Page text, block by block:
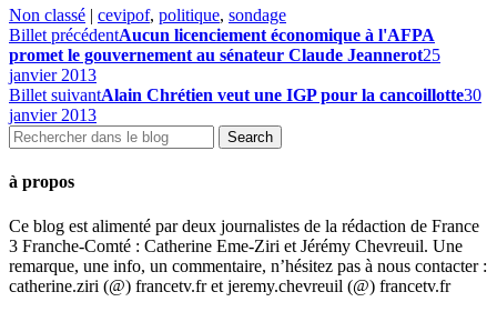
Non classé | cevipof, politique, sondage
Billet précédentAucun licenciement économique à l'AFPA
promet le gouvernement au sénateur Claude Jeannerot25
janvier 2013
Billet suivantAlain Chrétien veut une IGP pour la cancoillotte30
janvier 2013
à propos
Ce blog est alimenté par deux journalistes de la rédaction de France
3 Franche-Comté : Catherine Eme-Ziri et Jérémy Chevreuil. Une
remarque, une info, un commentaire, n’hésitez pas à nous contacter :
catherine.ziri (@) francetv.fr et jeremy.chevreuil (@) francetv.fr